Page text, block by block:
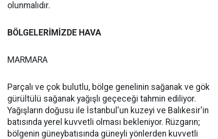
olunmalıdır.
BÖLGELERİMİZDE HAVA
MARMARA
Parçalı ve çok bulutlu, bölge genelinin sağanak ve gök
gürültülü sağanak yağışlı geçeceği tahmin ediliyor.
Yağışların doğusu ile İstanbul'un kuzeyi ve Balıkesir'in
batısında yerel kuvvetli olması bekleniyor. Rüzgarın;
bölgenin güneybatısında güneyli yönlerden kuvvetli